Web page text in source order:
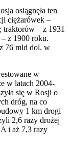
osiągnęła ten
ciężarówek –
– z 1931
z 1900 roku.
76 mld dol. w
w
w latach 2004-
się w Rosji o
dróg, na co
1 km drogi
2,6 razy drożej
i aż 7,3 razy